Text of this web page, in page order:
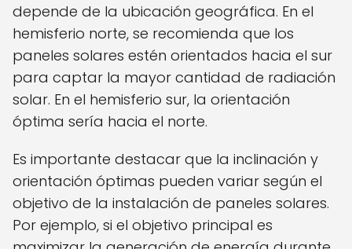
depende de la ubicación geográfica. En el
hemisferio norte, se recomienda que los
paneles solares estén orientados hacia el sur
para captar la mayor cantidad de radiación
solar. En el hemisferio sur, la orientación
óptima sería hacia el norte.
Es importante destacar que la inclinación y
orientación óptimas pueden variar según el
objetivo de la instalación de paneles solares.
Por ejemplo, si el objetivo principal es